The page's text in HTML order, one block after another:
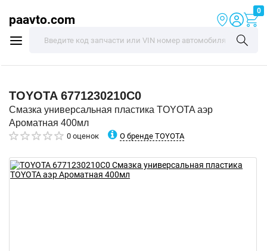
paavto.com
0
TOYOTA 6771230210C0
Смазка универсальная пластика TOYOTA аэр
Ароматная 400мл
0 оценок О бренде TOYOTA